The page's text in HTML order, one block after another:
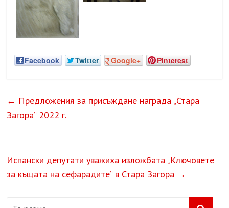
Facebook Twitter Google+ Pinterest
← Предложения за присъждане награда „Стара
Загора“ 2022 г.
Испански депутати уважиха изложбата „Ключовете
за къщата на сефарадите“ в Стара Загора →